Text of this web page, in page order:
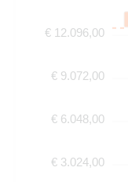
€ 12.096,00
€ 9.072,00
€ 6.048,00
€ 3.024,00